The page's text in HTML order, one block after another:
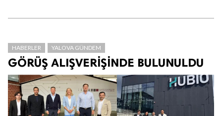
HABERLER YALOVA GÜNDEM
GÖRÜŞ ALIŞVERİŞİNDE BULUNULDU